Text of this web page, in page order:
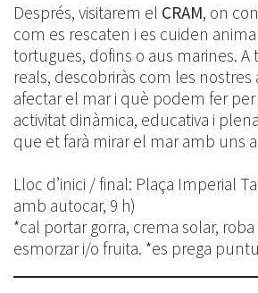
Després, visitarem el CRAM, on
com es rescaten i es cuiden
tortugues, dofins o aus marines. A
reals, descobriràs com les
afectar el mar i què podem fer
activitat dinàmica, educativa i
que et farà mirar el mar amb uns
Lloc d’inici / final: Plaça Imperial
amb autocar, 9 h)
*cal portar gorra, crema solar,
esmorzar i/o fruita. *es prega